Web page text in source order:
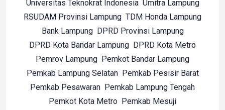
Universitas Teknokrat Indonesia Umitra Lampung
RSUDAM Provinsi Lampung TDM Honda Lampung
Bank Lampung DPRD Provinsi Lampung
DPRD Kota Bandar Lampung DPRD Kota Metro
Pemrov Lampung Pemkot Bandar Lampung
Pemkab Lampung Selatan Pemkab Pesisir Barat
Pemkab Pesawaran Pemkab Lampung Tengah
Pemkot Kota Metro Pemkab Mesuji